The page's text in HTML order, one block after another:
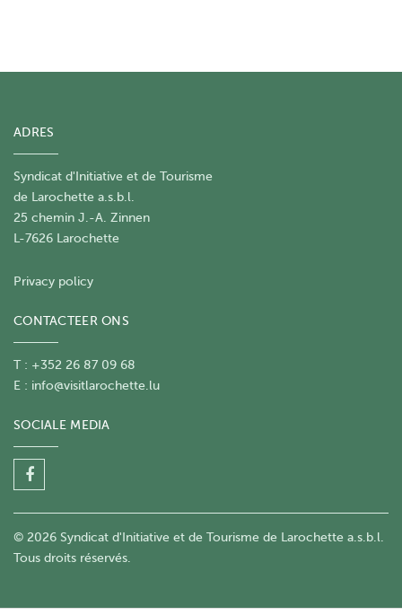
ADRES
Syndicat d'Initiative et de Tourisme
de Larochette a.s.b.l.
25 chemin J.-A. Zinnen
L-7626 Larochette
Privacy policy
CONTACTEER ONS
T : +352 26 87 09 68
E : info@visitlarochette.lu
SOCIALE MEDIA
© 2026 Syndicat d'Initiative et de Tourisme de Larochette a.s.b.l.
Tous droits réservés.